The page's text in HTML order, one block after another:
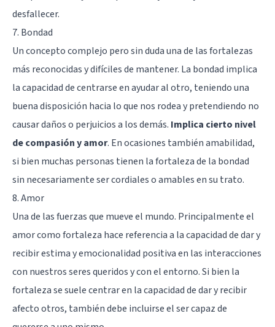
desfallecer.
7. Bondad
Un concepto complejo pero sin duda una de las fortalezas
más reconocidas y difíciles de mantener. La bondad implica
la capacidad de centrarse en ayudar al otro, teniendo una
buena disposición hacia lo que nos rodea y pretendiendo no
causar daños o perjuicios a los demás. Implica cierto nivel
de compasión y amor. En ocasiones también amabilidad,
si bien muchas personas tienen la fortaleza de la bondad
sin necesariamente ser cordiales o amables en su trato.
8. Amor
Una de las fuerzas que mueve el mundo. Principalmente el
amor como fortaleza hace referencia a la capacidad de dar y
recibir estima y emocionalidad positiva en las interacciones
con nuestros seres queridos y con el entorno. Si bien la
fortaleza se suele centrar en la capacidad de dar y recibir
afecto otros, también debe incluirse el ser capaz de